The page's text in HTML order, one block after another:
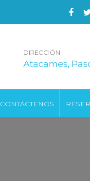
DIRECCIÓN
Atacames,
CONTÁCTENOS